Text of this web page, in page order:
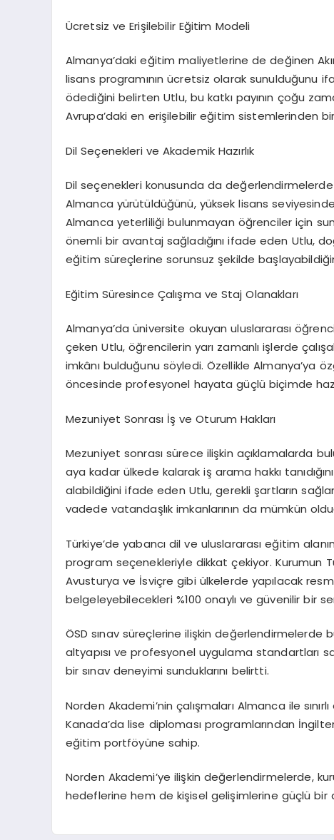
Ücretsiz ve Erişilebilir Eğitim Modeli
Almanya’daki eğitim maliyetlerine de değinen
lisans programının ücretsiz olarak sunulduğunu
ödediğini belirten Utlu, bu katkı payının çoğu
Avrupa’daki en erişilebilir eğitim sistemlerinden
Dil Seçenekleri ve Akademik Hazırlık
Dil seçenekleri konusunda da
Almanca yürütüldüğünü, yüksek lisans
Almanca yeterliliği bulunmayan öğrenciler için
önemli bir avantaj sağladığını ifade eden Utlu,
eğitim süreçlerine sorunsuz şekilde
Eğitim Süresince Çalışma ve Staj Olanakları
Almanya’da üniversite okuyan uluslararası
çeken Utlu, öğrencilerin yarı zamanlı işlerde
imkânı bulduğunu söyledi. Özellikle Almanya’ya
öncesinde profesyonel hayata güçlü biçimde
Mezuniyet Sonrası İş ve Oturum Hakları
Mezuniyet sonrası sürece ilişkin açıklamalarda
aya kadar ülkede kalarak iş arama hakkı
alabildiğini ifade eden Utlu, gerekli şartların
vadede vatandaşlık imkanlarının da mümkün
Türkiye’de yabancı dil ve uluslararası eğitim
program seçenekleriyle dikkat çekiyor. Kurumun
Avusturya ve İsviçre gibi ülkelerde yapılacak
belgeleyebilecekleri %100 onaylı ve güvenilir bir
ÖSD sınav süreçlerine ilişkin değerlendirmelerde
altyapısı ve profesyonel uygulama standartları
bir sınav deneyimi sunduklarını belirtti.
Norden Akademi’nin çalışmaları Almanca ile
Kanada’da lise diploması programlarından
eğitim portföyüne sahip.
Norden Akademi’ye ilişkin değerlendirmelerde,
hedeflerine hem de kişisel gelişimlerine güçlü bir